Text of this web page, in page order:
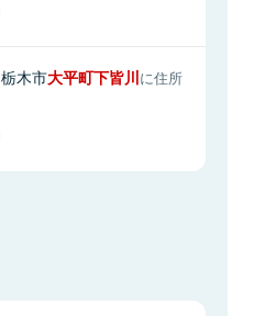
栃木市大平町下皆川に住所